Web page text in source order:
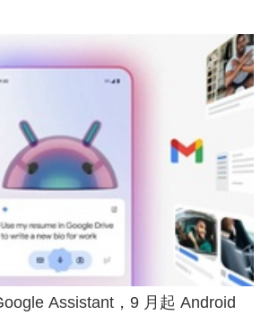
Assistant，9 月起 Android